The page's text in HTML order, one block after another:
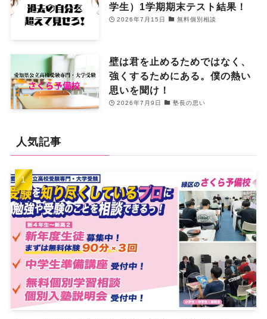
学生）1学期期末テスト結果！
2026年7月15日 無料個別相談
壁は君を止めるためではなく、
強くするためにある。僕の熱い
思いを聞け！
2026年7月9日 塾長の思い
人気記事